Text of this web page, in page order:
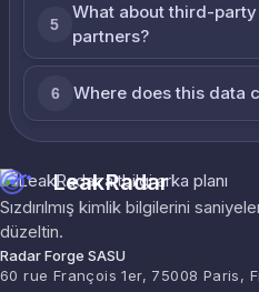
5
What about third-
partners?
6 Where does this data
LeakRadar
Sızdırılmış kimlik bilgilerini
düzeltin.
Radar Forge SASU
60 rue François 1er, 75008 Paris,